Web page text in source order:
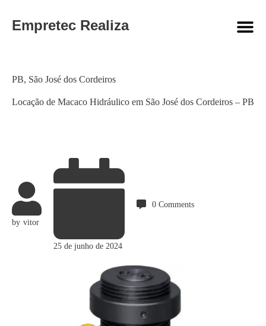
Empretec Realiza
Locação de Macaco Hidráulico em São José dos Cordeiros – PB
Category
PB, São José dos Cordeiros
by vitor
25 de junho de 2024
0 Comments